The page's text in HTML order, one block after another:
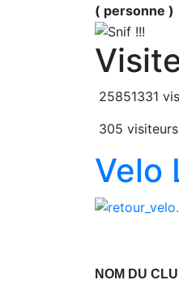
( personne )
25851331
305
Velo
NOM DU